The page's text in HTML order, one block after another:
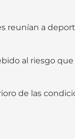
reunían a
al riesgo
de las